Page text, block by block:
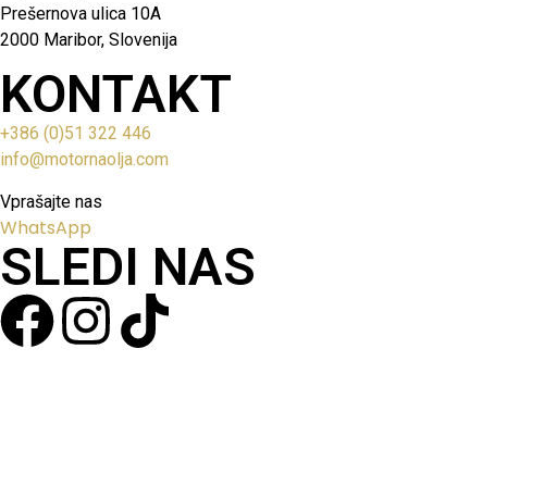
Prešernova ulica 10A
2000 Maribor, Slovenija
KONTAKT
+386 (0)51 322 446
info@motornaolja.com
Vprašajte nas
WhatsApp
SLEDI NAS